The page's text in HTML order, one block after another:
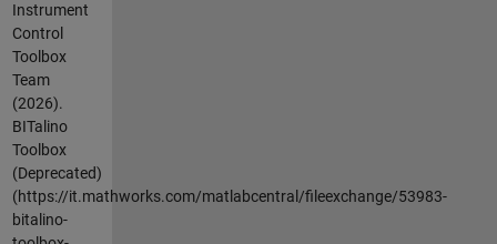
Instrument
Control
Toolbox
Team
(2026).
BITalino
Toolbox
(Deprecated)
(https://it.mathworks.com/matlabcentral/fileexchange/53983-
bitalino-